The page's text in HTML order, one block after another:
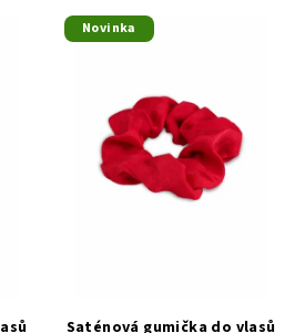
Novinka
Saténová gumička do vlasů